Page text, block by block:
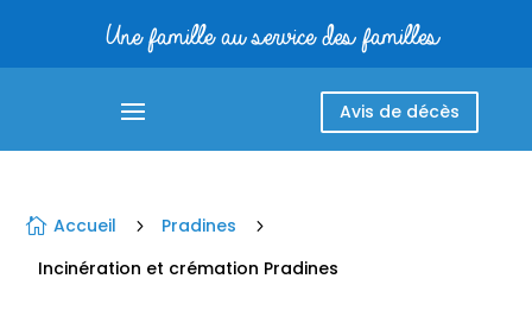
Une famille au service des familles
Avis de décès
 Accueil 5 Pradines 5
Incinération et crémation Pradines